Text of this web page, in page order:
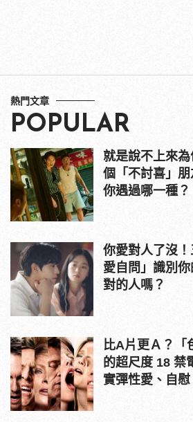
熱門文章
POPULAR
就是說不上來
個「不討喜」朋
你遇過哪一種？
你愛對人了沒
愛自問」識別
對的人嗎？
比A片更Ａ？「
的超尺度 18 禁
實彈性愛、自慰